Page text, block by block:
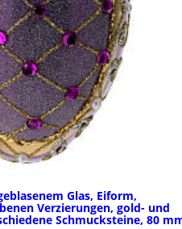
Glas, Eiform,
Verzierungen, gold- und
Schmucksteine, 80